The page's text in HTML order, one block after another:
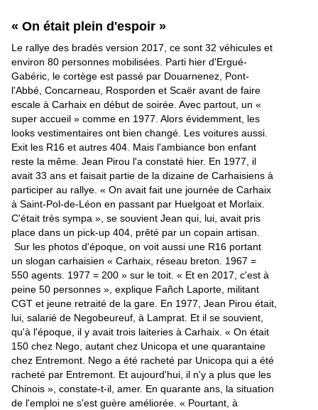
« On était plein d'espoir »
Le rallye des bradés version 2017, ce sont 32 véhicules et
environ 80 personnes mobilisées. Parti hier d'Ergué-
Gabéric, le cortège est passé par Douarnenez, Pont-
l'Abbé, Concarneau, Rosporden et Scaër avant de faire
escale à Carhaix en début de soirée. Avec partout, un «
super accueil » comme en 1977. Alors évidemment, les
looks vestimentaires ont bien changé. Les voitures aussi.
Exit les R16 et autres 404. Mais l'ambiance bon enfant
reste la même. Jean Pirou l'a constaté hier. En 1977, il
avait 33 ans et faisait partie de la dizaine de Carhaisiens à
participer au rallye. « On avait fait une journée de Carhaix
à Saint-Pol-de-Léon en passant par Huelgoat et Morlaix.
C'était très sympa », se souvient Jean qui, lui, avait pris
place dans un pick-up 404, prêté par un copain artisan.
Sur les photos d'époque, on voit aussi une R16 portant
un slogan carhaisien « Carhaix, réseau breton. 1967 =
550 agents. 1977 = 200 » sur le toit. « Et en 2017, c'est à
peine 50 personnes », explique Fañch Laporte, militant
CGT et jeune retraité de la gare. En 1977, Jean Pirou était,
lui, salarié de Negobeureuf, à Lamprat. Et il se souvient,
qu'à l'époque, il y avait trois laiteries à Carhaix. « On était
150 chez Nego, autant chez Unicopa et une quarantaine
chez Entremont. Nego a été racheté par Unicopa qui a été
racheté par Entremont. Et aujourd'hui, il n'y a plus que les
Chinois », constate-t-il, amer. En quarante ans, la situation
de l'emploi ne s'est guère améliorée. « Pourtant, à